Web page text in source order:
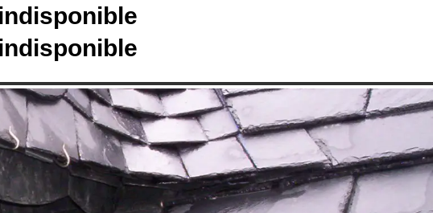
indisponible
indisponible